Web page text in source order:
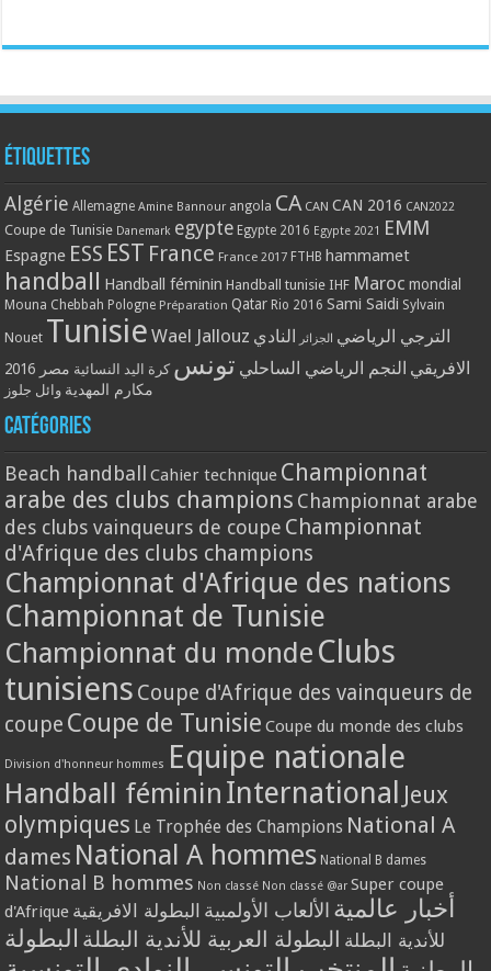
Étiquettes
Algérie Allemagne Amine Bannour angola CA CAN CAN 2016 CAN2022
Coupe de Tunisie Danemark egypte Egypte 2016 Egypte 2021 EMM
Espagne ESS EST France France 2017 FTHB hammamet
handball Handball féminin Handball tunisie IHF Maroc mondial
Mouna Chebbah Pologne Préparation Qatar Rio 2016 Sami Saidi Sylvain
Nouet Tunisie Wael Jallouz الترجي الرياضي الجزائر النادي
الافريقي النجم الرياضي الساحلي تونس كرة اليد النسائية مصر 2016
مكارم المهدية وائل جلوز
Catégories
Beach handball Cahier technique Championnat
arabe des clubs champions Championnat arabe
des clubs vainqueurs de coupe Championnat
d'Afrique des clubs champions
Championnat d'Afrique des nations
Championnat de Tunisie
Championnat du monde Clubs
tunisiens Coupe d'Afrique des vainqueurs de
coupe Coupe de Tunisie Coupe du monde des clubs
Division d'honneur hommes Equipe nationale
Handball féminin International Jeux
olympiques Le Trophée des Champions National A
dames National A hommes National B dames
National B hommes Non classé Non classé @ar Super coupe
d'Afrique
أخبار عالمية الألعاب الأولمبية البطولة الافريقية
للأندية البطلة البطولة العربية للأندية البطلة البطولة